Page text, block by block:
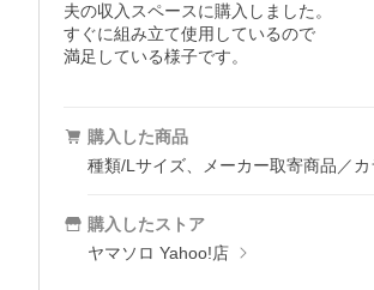
夫の収入スペースに購入しました。
すぐに組み立て使用しているので
満足している様子です。
購入した商品
種類/Lサイズ、メーカー取寄商品／カ
購入したストア
ヤマソロ Yahoo!店